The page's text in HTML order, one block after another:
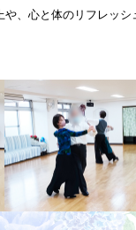
や、心と体のリフレッ